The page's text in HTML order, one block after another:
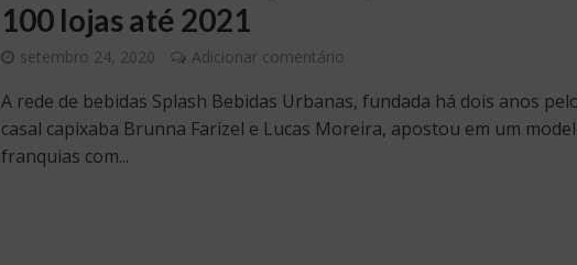
100 lojas até 2021
setembro 24, 2020 Adicionar comentário
A rede de bebidas Splash Bebidas Urbanas, fundada há dois anos
casal capixaba Brunna Farizel e Lucas Moreira, apostou em um
franquias com...